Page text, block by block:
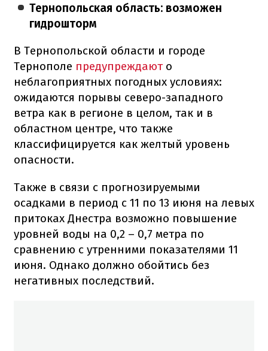
Тернопольская область: возможен
гидрошторм
В Тернопольской области и городе
Тернополе предупреждают о
неблагоприятных погодных условиях:
ожидаются порывы северо-западного
ветра как в регионе в целом, так и в
областном центре, что также
классифицируется как желтый уровень
опасности.
Также в связи с прогнозируемыми
осадками в период с 11 по 13 июня на левых
притоках Днестра возможно повышение
уровней воды на 0,2 – 0,7 метра по
сравнению с утренними показателями 11
июня. Однако должно обойтись без
негативных последствий.